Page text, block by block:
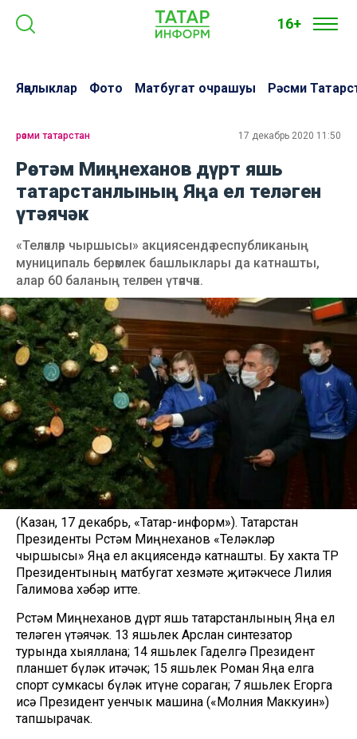
16+
Яңалыклар Фото Матбугат очрашуы Рәсми
рәсми татарстан 17 декабрь 2020 11:50
Рөстәм Миңнеханов дүрт яшь
татарстанлының Яңа ел теләген
үтәячәк
«Теләкләр чыршысы» акциясендә республиканың
муниципаль берәмлек башлыклары да катнашты,
алар 60 баланың теләген үтәячәк.
(Казан, 17 декабрь, «Татар-информ»). Татарстан
Президенты Рөстәм Миңнеханов «Теләкләр
чыршысы» Яңа ел акциясендә катнашты. Бу хакта ТР
Президентының матбугат хезмәте җитәкчесе Лилия
Галимова хәбәр итте.
Рөстәм Миңнеханов дүрт яшь татарстанлының Яңа ел
теләген үтәячәк. 13 яшьлек Арслан синтезатор
турында хыяллана; 14 яшьлек Гаделгә Президент
планшет бүләк итәчәк; 15 яшьлек Роман Яңа елга
спорт сумкасы бүләк итүне сораган; 7 яшьлек Егорга
исә Президент уенчык машина («Молния Маккуин»)
тапшырачак.